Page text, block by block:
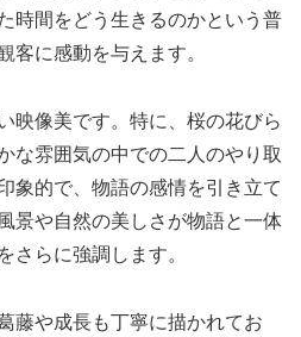
時間をどう生きるのかという普
客に感動を与えます。
映像美です。特に、桜の花びら
な雰囲気の中での二人のやり取
象的で、物語の感情を引き立て
景や自然の美しさが物語と一体
さらに強調します。
藤や成長も丁寧に描かれてお